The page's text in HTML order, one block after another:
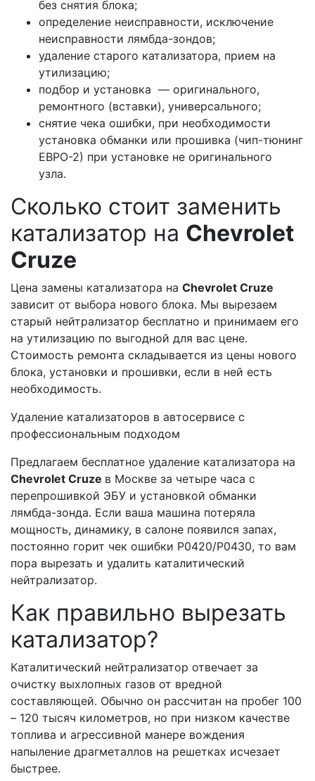
без снятия блока;
определение неисправности, исключение
неисправности лямбда-зондов;
удаление старого катализатора, прием на
утилизацию;
подбор и установка — оригинального,
ремонтного (вставки), универсального;
снятие чека ошибки, при необходимости
установка обманки или прошивка (чип-тюнинг
ЕВРО-2) при установке не оригинального
узла.
Сколько стоит заменить
катализатор на Сhevrolet
Cruze
Цена замены катализатора на Сhevrolet Cruze
зависит от выбора нового блока. Мы вырезаем
старый нейтрализатор бесплатно и принимаем его
на утилизацию по выгодной для вас цене.
Стоимость ремонта складывается из цены нового
блока, установки и прошивки, если в ней есть
необходимость.
Удаление катализаторов в автосервисе с
профессиональным подходом
Предлагаем бесплатное удаление катализатора на
Сhevrolet Cruze в Москве за четыре часа с
перепрошивкой ЭБУ и установкой обманки
лямбда-зонда. Если ваша машина потеряла
мощность, динамику, в салоне появился запах,
постоянно горит чек ошибки Р0420/Р0430, то вам
пора вырезать и удалить каталитический
нейтрализатор.
Как правильно вырезать
катализатор?
Каталитический нейтрализатор отвечает за
очистку выхлопных газов от вредной
составляющей. Обычно он рассчитан на пробег 100
– 120 тысяч километров, но при низком качестве
топлива и агрессивной манере вождения
напыление драгметаллов на решетках исчезает
быстрее.